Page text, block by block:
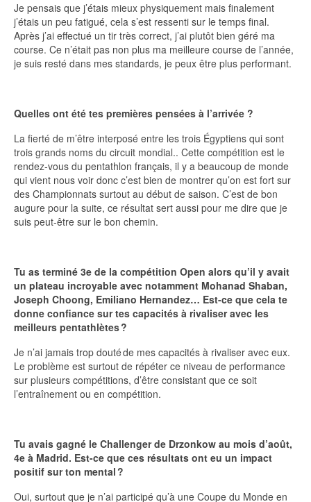
Je pensais que j’étais mieux physiquement mais finalement
j’étais un peu fatigué, cela s’est ressenti sur le temps final.
Après j’ai effectué un tir très correct, j’ai plutôt bien géré ma
course. Ce n’était pas non plus ma meilleure course de l’année,
je suis resté dans mes standards, je peux être plus performant.
Quelles ont été tes premières pensées à l’arrivée ?
La fierté de m’être interposé entre les trois Égyptiens qui sont
trois grands noms du circuit mondial.. Cette compétition est le
rendez-vous du pentathlon français, il y a beaucoup de monde
qui vient nous voir donc c’est bien de montrer qu’on est fort sur
des Championnats surtout au début de saison. C’est de bon
augure pour la suite, ce résultat sert aussi pour me dire que je
suis peut-être sur le bon chemin.
Tu as terminé 3e de la compétition Open alors qu’il y avait
un plateau incroyable avec notamment Mohanad Shaban,
Joseph Choong, Emiliano Hernandez… Est-ce que cela te
donne confiance sur tes capacités à rivaliser avec les
meilleurs pentathlètes ?
Je n’ai jamais trop douté de mes capacités à rivaliser avec eux.
Le problème est surtout de répéter ce niveau de performance
sur plusieurs compétitions, d’être consistant que ce soit
l’entraînement ou en compétition.
Tu avais gagné le Challenger de Drzonkow au mois d’août,
4e à Madrid. Est-ce que ces résultats ont eu un impact
positif sur ton mental ?
Oui, surtout que je n’ai participé qu’à une Coupe du Monde en